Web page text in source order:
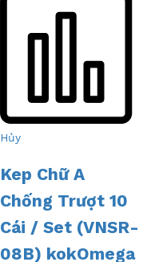
Hủy
Kep Chữ A
Chống Trượt 10
Cái / Set (VNSR-
08B) kokOmega